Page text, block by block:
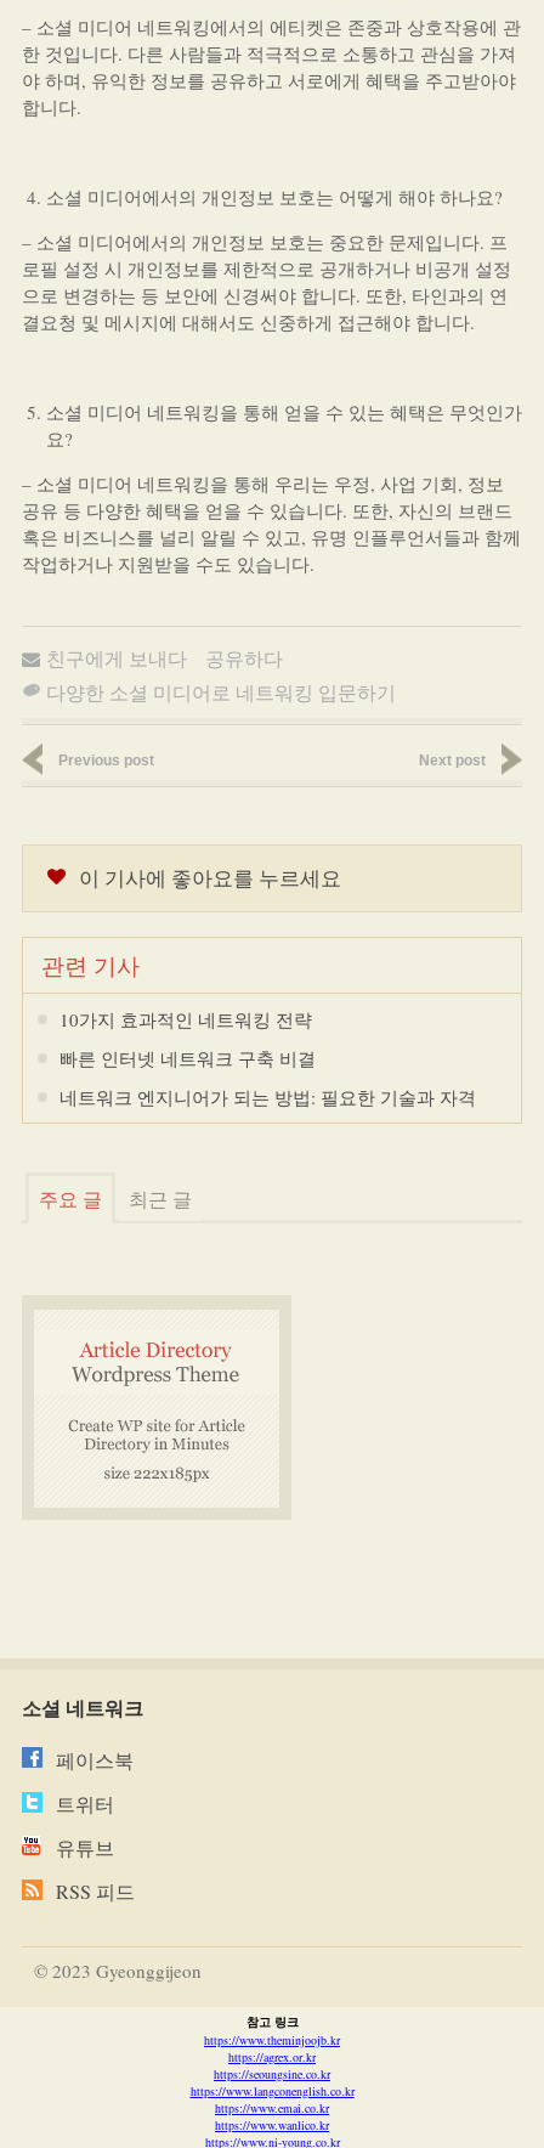
– 소셜 미디어 네트워킹에서의 에티켓은 존중과 상호작용에 관
한 것입니다. 다른 사람들과 적극적으로 소통하고 관심을 가져
야 하며, 유익한 정보를 공유하고 서로에게 혜택을 주고받아야
합니다.
소셜 미디어에서의 개인정보 보호는 어떻게 해야 하나요?
– 소셜 미디어에서의 개인정보 보호는 중요한 문제입니다. 프
로필 설정 시 개인정보를 제한적으로 공개하거나 비공개 설정
으로 변경하는 등 보안에 신경써야 합니다. 또한, 타인과의 연
결요청 및 메시지에 대해서도 신중하게 접근해야 합니다.
소셜 미디어 네트워킹을 통해 얻을 수 있는 혜택은 무엇인가
요?
– 소셜 미디어 네트워킹을 통해 우리는 우정, 사업 기회, 정보
공유 등 다양한 혜택을 얻을 수 있습니다. 또한, 자신의 브랜드
혹은 비즈니스를 널리 알릴 수 있고, 유명 인플루언서들과 함께
작업하거나 지원받을 수도 있습니다.
친구에게 보내다
공유하다
다양한 소셜 미디어로 네트워킹 입문하기
Previous post Next post
이 기사에 좋아요를 누르세요
관련 기사
10가지 효과적인 네트워킹 전략
빠른 인터넷 네트워크 구축 비결
네트워크 엔지니어가 되는 방법: 필요한 기술과 자격
주요 글 최근 글
소셜 네트워크
페이스북
트위터
유튜브
RSS 피드
© 2023 Gyeonggijeon
참고 링크
https://www.theminjoojb.kr
https://agrex.or.kr
https://seoungsine.co.kr
https://www.langconenglish.co.kr
https://www.emai.co.kr
https://www.wanlico.kr
https://www.ni-young.co.kr